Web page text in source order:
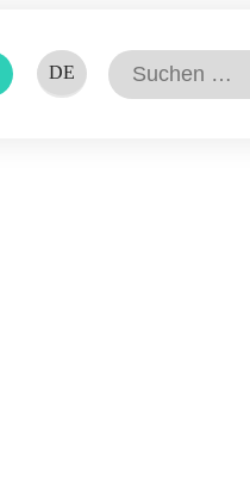
DE
Suchen
nach: